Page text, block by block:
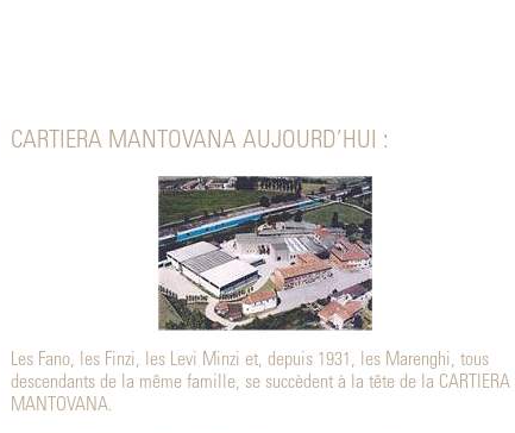
CARTIERA MANTOVANA AUJOURD’HUI :
Les Fano, les Finzi, les Levi Minzi et, depuis 1931, les Marenghi, tous
descendants de la même famille, se succèdent à la tête de la CARTIERA
MANTOVANA.